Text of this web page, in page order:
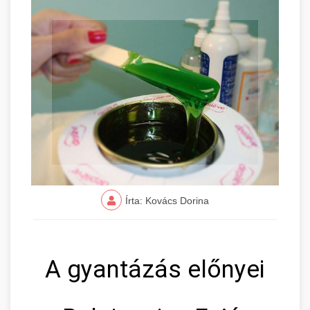
Írta: Kovács Dorina
A gyantázás előnyei